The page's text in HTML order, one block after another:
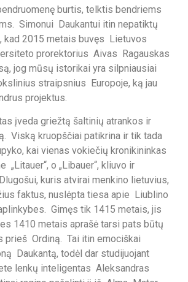
burtis, telktis bendriems
Simonui Daukantui itin nepatiktų
kad 2015 metais buvęs Lietuvos
prorektorius Aivas Ragauskas
jog mūsų istorikai yra silpniausiai
straipsnius Europoje, ką jau
projektus.
įveda griežtą šaltinių atrankos ir
Viską kruopščiai patikrina ir tik tada
kai vienas vokiečių kronikininkas
„Litauer“, o „Libauer“, kliuvo ir
kuris atvirai menkino lietuvius,
faktus, nuslėpta tiesa apie Liublino
Gimęs tik 1415 metais, jis
1410 metais aprašė tarsi pats būtų
prieš Ordiną. Tai itin emociškai
Daukantą, todėl dar studijuojant
lenkų inteligentas Aleksandras